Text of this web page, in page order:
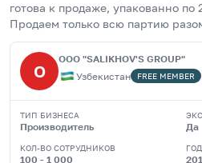
готова к продаже, упакованно по
Продаем только всю партию
O
OOO "SALIKHOV'S GROUP"
Узбекистан
FREE MEMBER
ТИП БИЗНЕСА
Производитель Да
КОЛ-ВО СОТРУДНИКОВ
100 - 1 000